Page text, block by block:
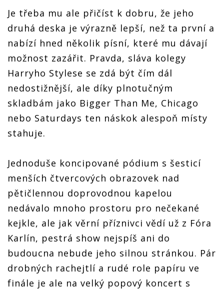
Je třeba mu ale přičíst k dobru, že jeho
druhá deska je výrazně lepší, než ta první a
nabízí hned několik písní, které mu dávají
možnost zazářit. Pravda, sláva kolegy
Harryho Stylese se zdá být čím dál
nedostižnější, ale díky plnotučným
skladbám jako Bigger Than Me, Chicago
nebo Saturdays ten náskok alespoň místy
stahuje.
Jednoduše koncipované pódium s šesticí
menších čtvercových obrazovek nad
pětičlennou doprovodnou kapelou
nedávalo mnoho prostoru pro nečekané
kejkle, ale jak věrní příznivci vědí už z Fóra
Karlín, pestrá show nejspíš ani do
budoucna nebude jeho silnou stránkou. Pár
drobných rachejtlí a rudé role papíru ve
finále je ale na velký popový koncert s